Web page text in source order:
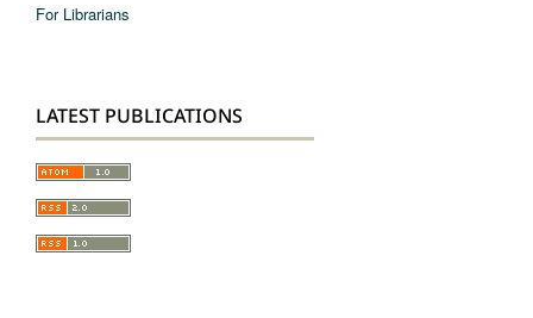
For Librarians
LATEST PUBLICATIONS